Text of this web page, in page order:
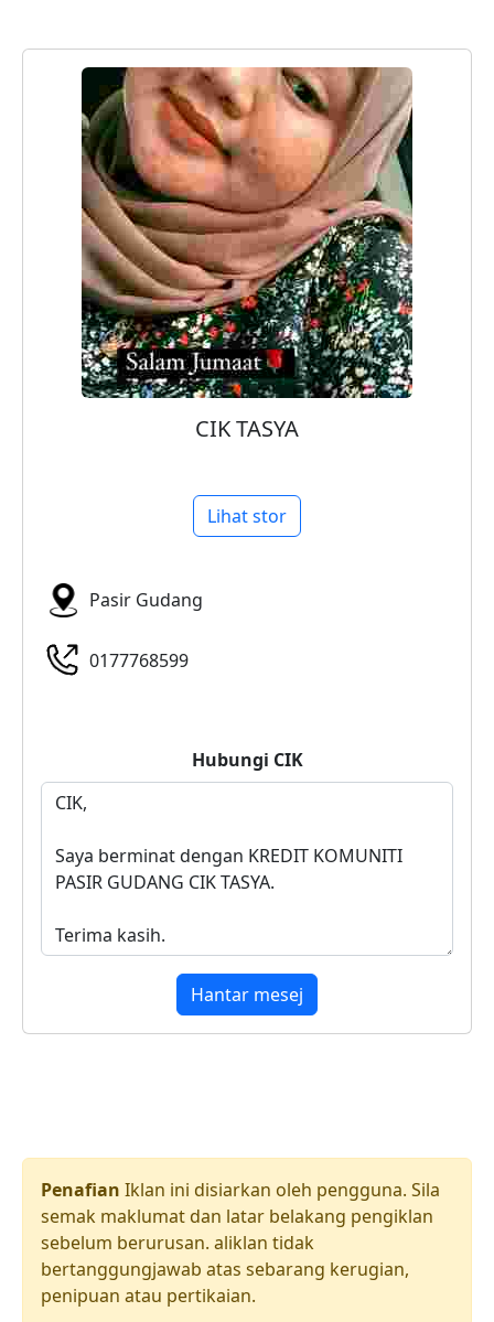
CIK TASYA
Lihat stor
Pasir Gudang
0177768599
Hubungi CIK
Hantar mesej
Penafian Iklan ini disiarkan oleh pengguna. Sila
semak maklumat dan latar belakang pengiklan
sebelum berurusan. aliklan tidak
bertanggungjawab atas sebarang kerugian,
penipuan atau pertikaian.